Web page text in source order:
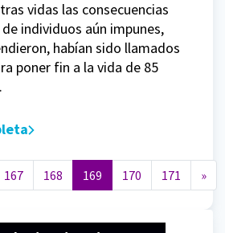
vidas las consecuencias
individuos aún impunes,
habían sido llamados
poner fin a la vida de 85
entradas
167 168 169 170 171 »